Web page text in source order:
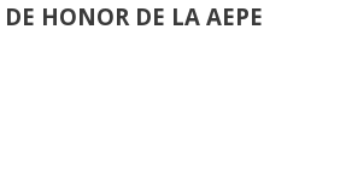
HONOR DE LA AEPE